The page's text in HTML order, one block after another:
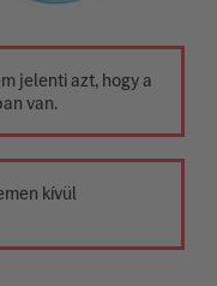
jelenti azt, hogy a
van.
kívül